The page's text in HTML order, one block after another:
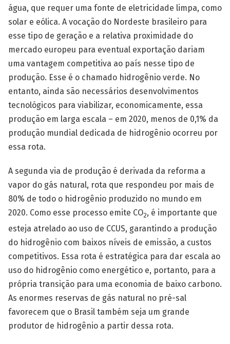
água, que requer uma fonte de eletricidade limpa, como
solar e eólica. A vocação do Nordeste brasileiro para
esse tipo de geração e a relativa proximidade do
mercado europeu para eventual expor­tação dariam
uma vantagem competitiva ao país nesse tipo de
produção. Esse é o chamado hidrogênio verde. No
entanto, ainda são necessários desenvolvimentos
tecnológicos para viabilizar, economicamente, essa
produção em larga escala – em 2020, menos de 0,1% da
produção mundial dedicada de hidrogênio ocorreu por
essa rota.
A segunda via de produção é derivada da reforma a
vapor do gás natural, rota que respondeu por mais de
80% de todo o hidrogênio produzido no mundo em
2020. Como esse processo emite CO2, é importante que
esteja atrelado ao uso de CCUS, garantindo a produção
do hidrogênio com baixos níveis de emissão, a custos
competitivos. Essa rota é estratégica para dar escala ao
uso do hidrogênio como energético e, portanto, para a
própria transição para uma economia de baixo carbono.
As enormes reservas de gás natural no pré-sal
favorecem que o Brasil também seja um grande
produtor de hidrogênio a partir dessa rota.